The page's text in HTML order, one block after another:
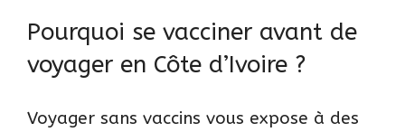
Pourquoi se vacciner avant de
voyager en Côte d’Ivoire ?
Voyager sans vaccins vous expose à des